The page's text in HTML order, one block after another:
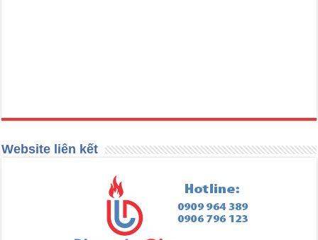
Website liên kết